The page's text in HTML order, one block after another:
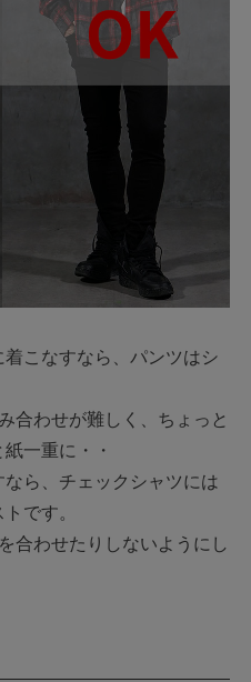
こなすなら、パンツはシ
合わせが難しく、ちょっと
一重に・・
ら、チェックシャツには
です。
合わせたりしないようにし